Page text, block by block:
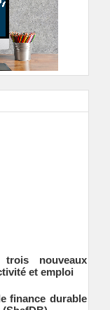
nouveaux
et emploi
finance durable